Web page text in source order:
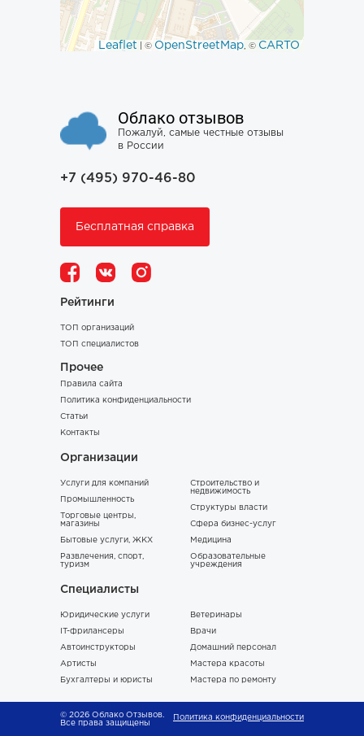
Leaflet | © OpenStreetMap, © CARTO
Облако отзывов
Пожалуй, самые честные отзывы
в России
+7 (495) 970-46-80
Бесплатная справка
Рейтинги
ТОП организаций
ТОП специалистов
Прочее
Правила сайта
Политика конфиденциальности
Статьи
Контакты
Организации
Услуги для компаний
Промышленность
Торговые центры,
магазины
Бытовые услуги, ЖКХ
Развлечения, спорт,
туризм
Строительство и
недвижимость
Структуры власти
Сфера бизнес-услуг
Медицина
Образовательные
учреждения
Специалисты
Юридические услуги
IT-фрилансеры
Автоинструкторы
Артисты
Бухгалтеры и юристы
Ветеринары
Врачи
Домашний персонал
Мастера красоты
Мастера по ремонту
© 2026 Облако Отзывов.
Все права защищены
Политика конфиденциальности